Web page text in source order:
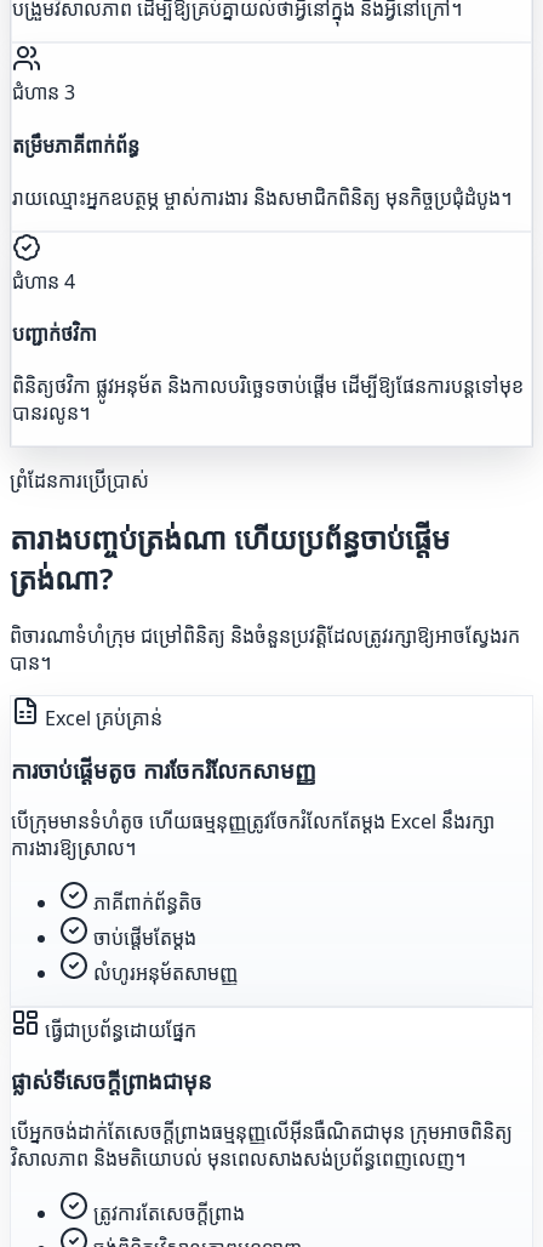
បង្រួមវិសាលភាព ដើម្បីឱ្យគ្រប់គ្នាយល់ថាអ្វីនៅក្នុង និងអ្វីនៅក្រៅ។
ជំហាន 3
តម្រឹមភាគីពាក់ព័ន្ធ
រាយឈ្មោះអ្នកឧបត្ថម្ភ ម្ចាស់ការងារ និងសមាជិកពិនិត្យ មុនកិច្ចប្រជុំដំបូង។
ជំហាន 4
បញ្ជាក់ថវិកា
ពិនិត្យថវិកា ផ្លូវអនុម័ត និងកាលបរិច្ឆេទចាប់ផ្តើម ដើម្បីឱ្យផែនការបន្តទៅមុខ
បានរលូន។
ព្រំដែនការប្រើប្រាស់
តារាងបញ្ចប់ត្រង់ណា ហើយប្រព័ន្ធចាប់ផ្តើម
ត្រង់ណា?
ពិចារណាទំហំក្រុម ជម្រៅពិនិត្យ និងចំនួនប្រវត្តិដែលត្រូវរក្សាឱ្យអាចស្វែងរក
បាន។
Excel គ្រប់គ្រាន់
ការចាប់ផ្តើមតូច ការចែករំលែកសាមញ្ញ
បើក្រុមមានទំហំតូច ហើយធម្មនុញ្ញត្រូវចែករំលែកតែម្តង Excel នឹងរក្សា
ការងារឱ្យស្រាល។
ភាគីពាក់ព័ន្ធតិច
ចាប់ផ្តើមតែម្តង
លំហូរអនុម័តសាមញ្ញ
ធ្វើជាប្រព័ន្ធដោយផ្នែក
ផ្លាស់ទីសេចក្តីព្រាងជាមុន
បើអ្នកចង់ដាក់តែសេចក្តីព្រាងធម្មនុញ្ញលើអ៊ីនធឺណិតជាមុន ក្រុមអាចពិនិត្យ
វិសាលភាព និងមតិយោបល់ មុនពេលសាងសង់ប្រព័ន្ធពេញលេញ។
ត្រូវការតែសេចក្តីព្រាង